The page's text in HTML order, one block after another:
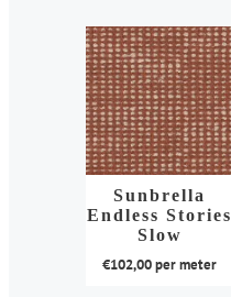
product
heeft
meerdere
variaties.
Deze
optie
gekozen
op
Sunbrella
Endless Stories
Slow
€102,00per meter